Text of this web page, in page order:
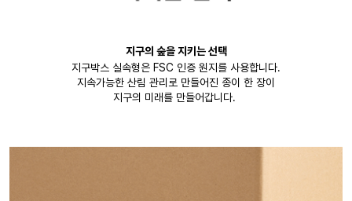
지구의 숲을 지키는 선택
지구박스 실속형은 FSC 인증 원지를 사용합니다.
지속가능한 산림 관리로 만들어진 종이 한 장이
지구의 미래를 만들어갑니다.